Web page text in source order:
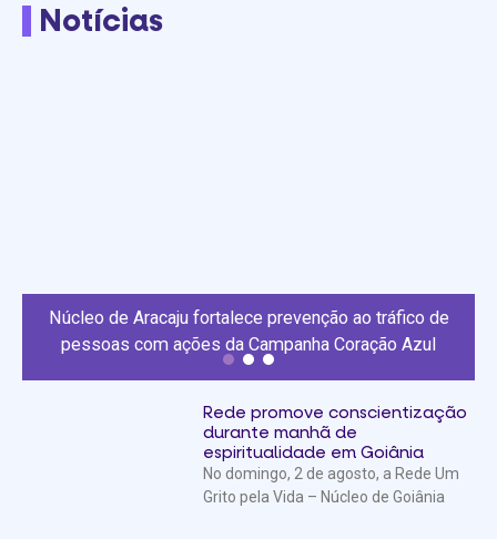
Notícias
Núcleo de Aracaju fortalece prevenção ao tráfico de
pessoas com ações da Campanha Coração Azul
Rede promove conscientização
durante manhã de
espiritualidade em Goiânia
No domingo, 2 de agosto, a Rede Um
Grito pela Vida – Núcleo de Goiânia